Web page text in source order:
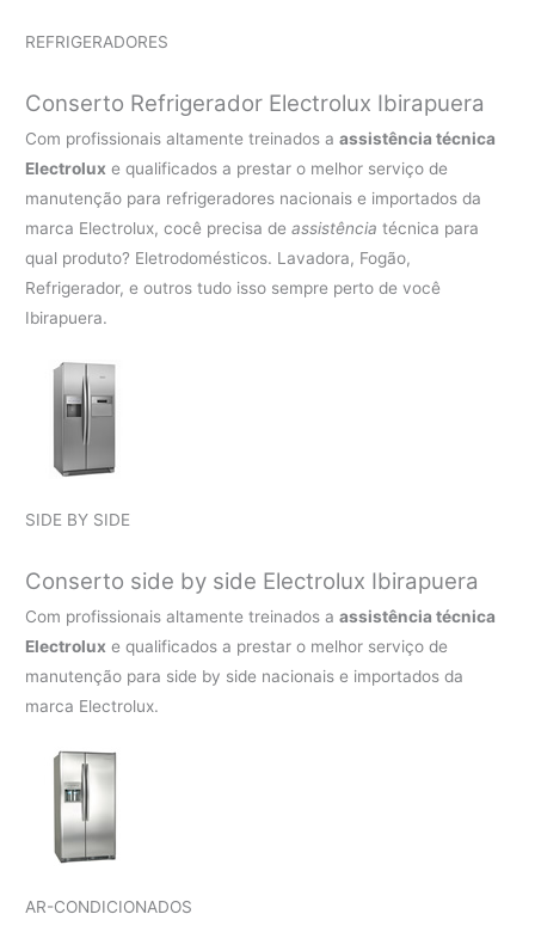
REFRIGERADORES
Conserto Refrigerador Electrolux Ibirapuera
Com profissionais altamente treinados aassistência técnica
Electrolux e qualificados a prestar o melhor serviço de
manutenção para refrigeradores nacionais e importados da
marca Electrolux, cocê precisa deassistência técnica para
qual produto? Eletrodomésticos. Lavadora, Fogão,
Refrigerador, e outros tudo isso sempre perto de você
Ibirapuera.
SIDE BY SIDE
Conserto side by side Electrolux Ibirapuera
Com profissionais altamente treinados aassistência técnica
Electrolux e qualificados a prestar o melhor serviço de
manutenção para side by side nacionais e importados da
marca Electrolux.
AR-CONDICIONADOS